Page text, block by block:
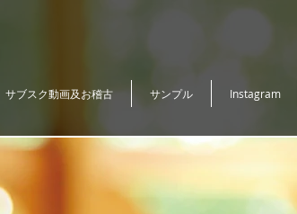
サブスク動画及お稽古 サンプル Instagram